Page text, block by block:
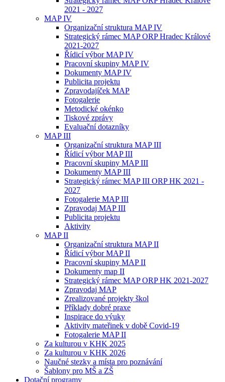
2021 - 2027
MAP IV
Organizační struktura MAP IV
Strategický rámec MAP ORP Hradec Králové
2021-2027
Řídicí výbor MAP IV
Pracovní skupiny MAP IV
Dokumenty MAP IV
Publicita projektu
Zpravodajíček MAP
Fotogalerie
Metodické okénko
Tiskové zprávy
Evaluační dotazníky
MAP III
Organizační struktura MAP III
Řídicí výbor MAP III
Pracovní skupiny MAP III
Dokumenty MAP III
Strategický rámec MAP III ORP HK 2021 -
2027
Fotogalerie MAP III
Zpravodaj MAP III
Publicita projektu
Aktivity
MAP II
Organizační struktura MAP II
Řídicí výbor MAP II
Pracovní skupiny MAP II
Dokumenty map II
Strategický rámec MAP ORP HK 2021-2027
Zpravodaj MAP
Zrealizované projekty škol
Příklady dobré praxe
Inspirace do výuky
Aktivity mateřinek v době Covid-19
Fotogalerie MAP II
Za kulturou v KHK 2025
Za kulturou v KHK 2026
Naučné stezky a místa pro poznávání
Šablony pro MŠ a ZŠ
Dotační programy